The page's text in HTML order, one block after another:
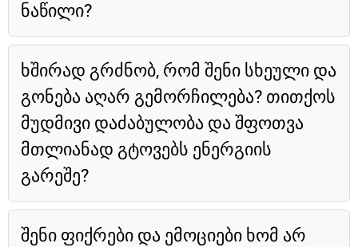
ნაწილი?
ხშირად გრძნობ, რომ შენი სხეული და
გონება აღარ გემორჩილება? თითქოს
მუდმივი დაძაბულობა და შფოთვა
მთლიანად გტოვებს ენერგიის
გარეშე?
შენი ფიქრები და ემოციები ხომ არ